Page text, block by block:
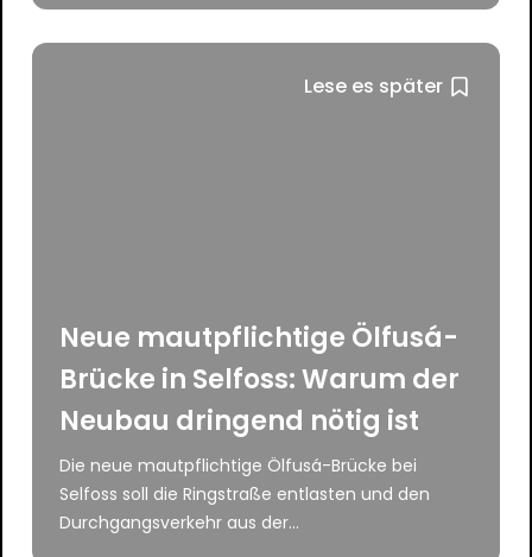
Lese es später
Neue mautpflichtige Ölfusá-
Brücke in Selfoss: Warum der
Neubau dringend nötig ist
Die neue mautpflichtige Ölfusá-Brücke bei
Selfoss soll die Ringstraße entlasten und den
Durchgangsverkehr aus der...